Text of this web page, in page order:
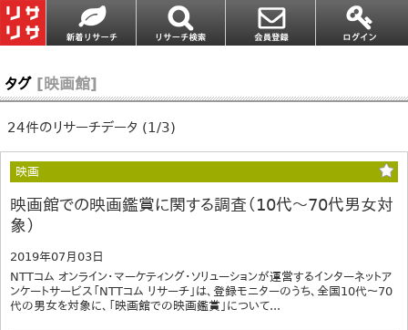
タグ [映画館]
24件のリサーチデータ (1/3)
映画
映画館での映画鑑賞に関する調査（10代～70代男女対
象）
2019年07月03日
NTTコム オンライン・マーケティング・ソリューションが運営するインターネットア
ンケートサービス「NTTコム リサーチ」は、登録モニターのうち、全国10代～70
代の男女を対象に、「映画館での映画鑑賞」について...